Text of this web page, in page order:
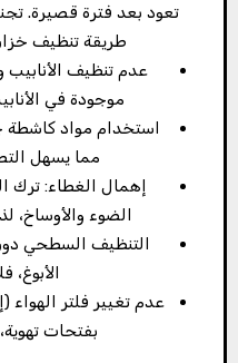
تعود بعد فترة قصيرة.
طريقة تنظيف
عدم تنظيف
موجودة في
استخدام مواد
مما يسهل
إهمال الغطاء:
الضوء
التنظيف السطحي
عدم تغيير فلتر
بفتحات